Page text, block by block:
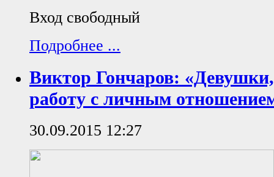
Вход свободный
Подробнее ...
Виктор Гончаров:
работу с личным
30.09.2015 12:27